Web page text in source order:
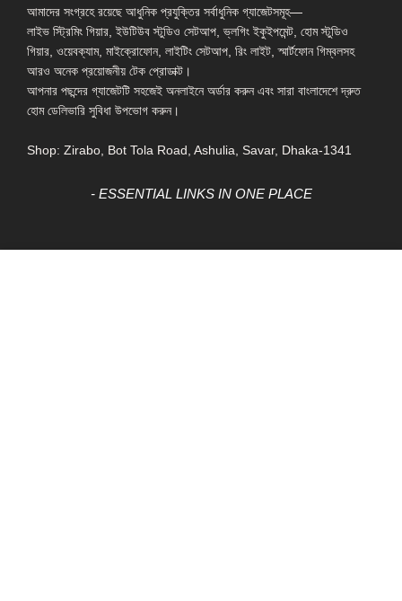
আমাদের সংগ্রহে রয়েছে আধুনিক প্রযুক্তির সর্বাধুনিক গ্যাজেটসমূহ—
লাইভ স্ট্রিমিং গিয়ার, ইউটিউব স্টুডিও সেটআপ, ভ্লগিং ইকুইপমেন্ট, হোম স্টুডিও
গিয়ার, ওয়েবক্যাম, মাইক্রোফোন, লাইটিং সেটআপ, রিং লাইট, স্মার্টফোন গিম্বলসহ
আরও অনেক প্রয়োজনীয় টেক প্রোডাক্ট।
আপনার পছন্দের গ্যাজেটটি সহজেই অনলাইনে অর্ডার করুন এবং সারা বাংলাদেশে দ্রুত
হোম ডেলিভারি সুবিধা উপভোগ করুন।
Shop: Zirabo, Bot Tola Road, Ashulia, Savar, Dhaka-1341
- ESSENTIAL LINKS IN ONE PLACE